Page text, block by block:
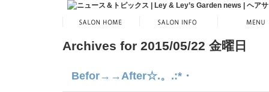
Archives for 2015/05/22 金曜日
Befor→→After☆.。.:*・